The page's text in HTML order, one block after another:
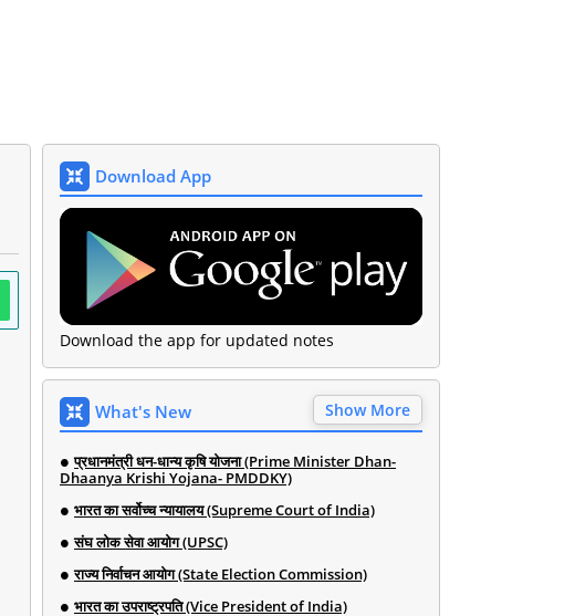
Download App
Download the app for updated notes
What's New Show More
प्रधानमंत्री धन-धान्य कृषि योजना (Prime Minister Dhan-
Dhaanya Krishi Yojana- PMDDKY)
भारत का सर्वोच्च न्यायालय (Supreme Court of India)
संघ लोक सेवा आयोग (UPSC)
राज्य निर्वाचन आयोग (State Election Commission)
भारत का उपराष्ट्रपति (Vice President of India)